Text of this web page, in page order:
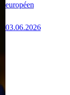
européen
03.06.2026